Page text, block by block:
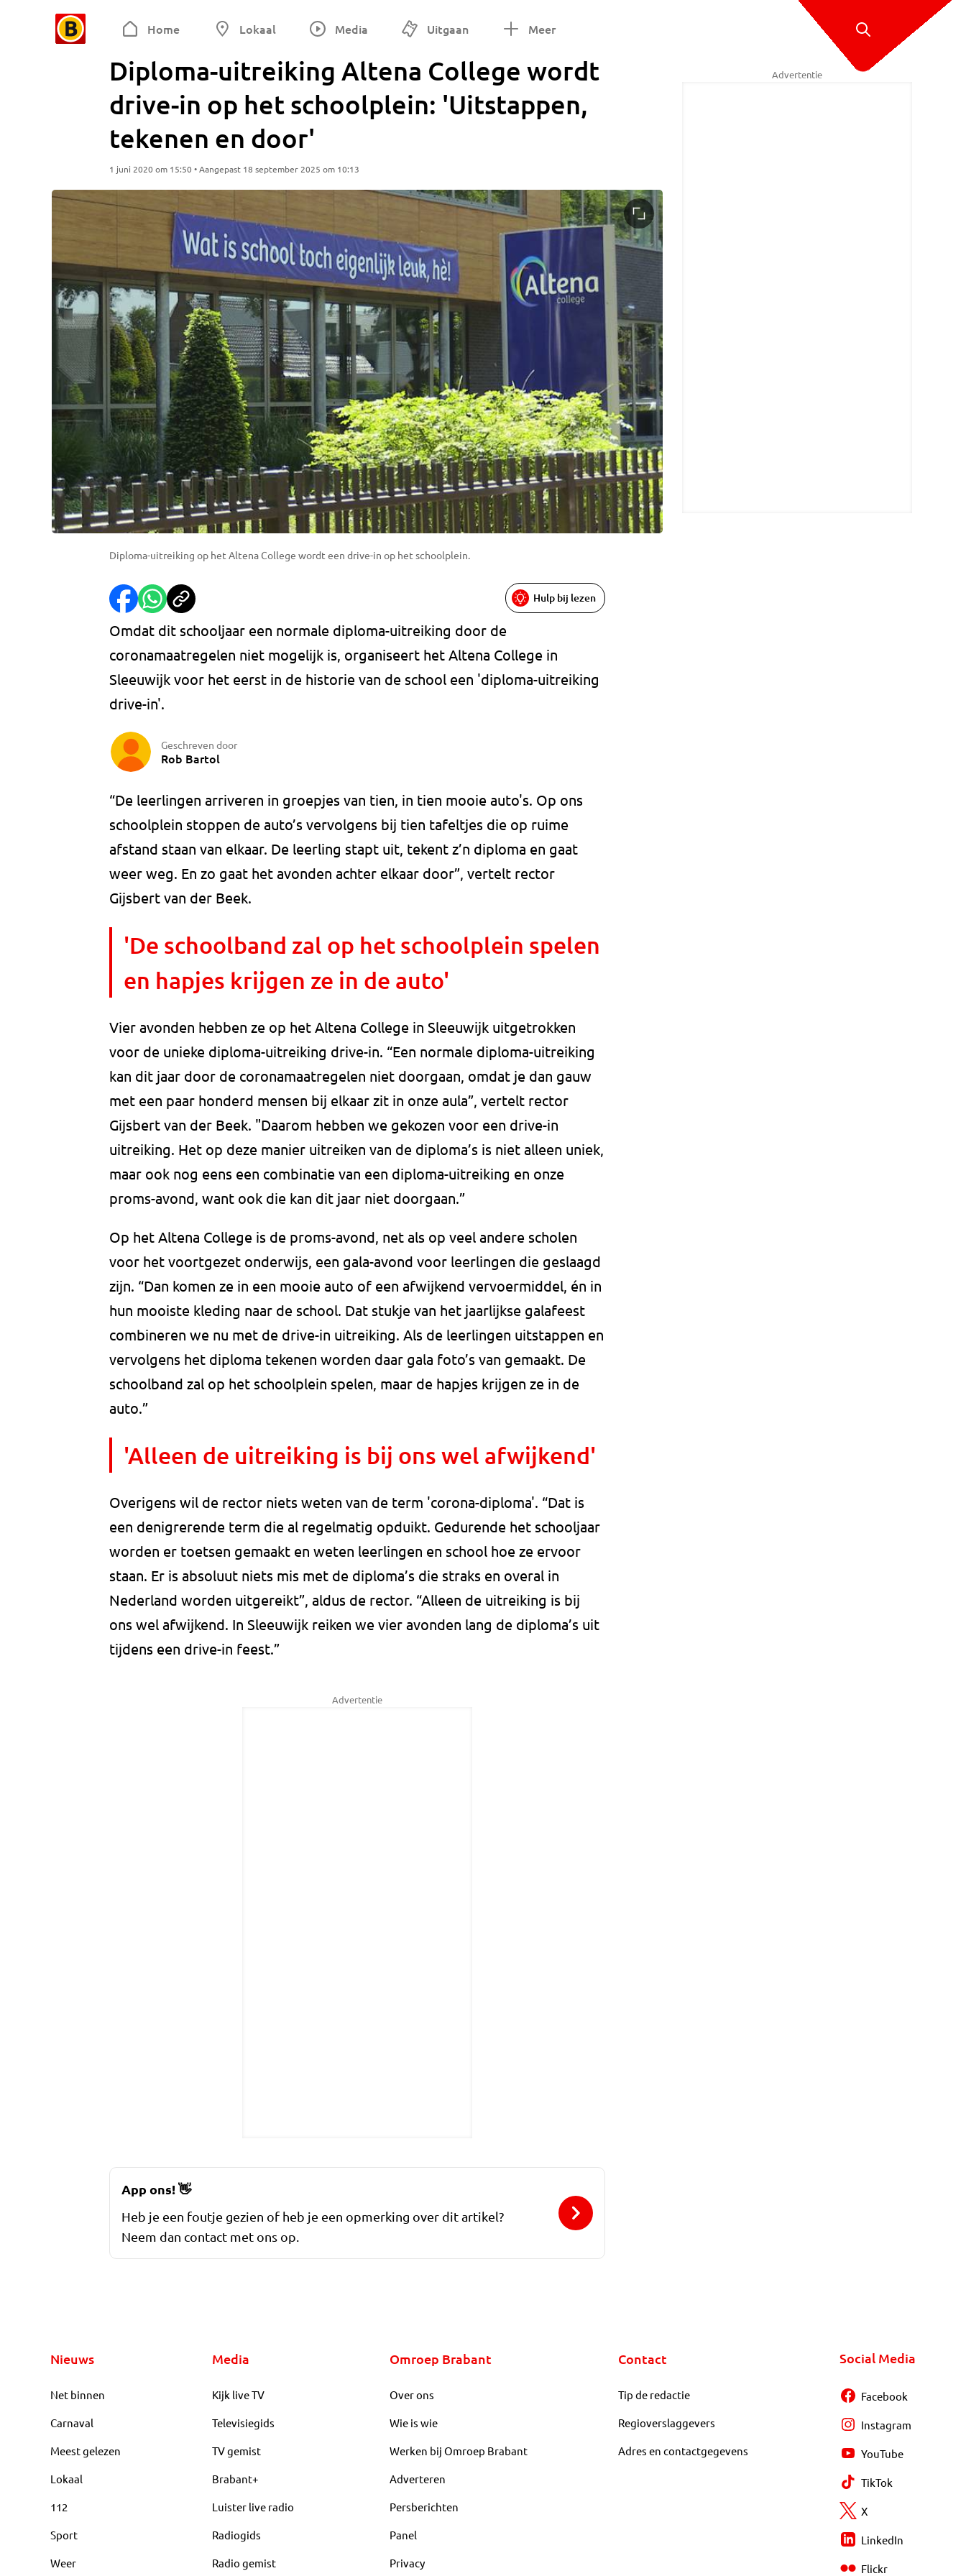
Home Lokaal Media Uitgaan Meer
Diploma-uitreiking Altena College wordt
drive-in op het schoolplein: 'Uitstappen,
tekenen en door'
1 juni 2020 om 15:50 • Aangepast 18 september 2025 om 10:13
Diploma-uitreiking op het Altena College wordt een drive-in op het schoolplein.
Hulp bij lezen
Omdat dit schooljaar een normale diploma-uitreiking door de
coronamaatregelen niet mogelijk is, organiseert het Altena College in
Sleeuwijk voor het eerst in de historie van de school een 'diploma-uitreiking
drive-in'.
Geschreven door
Rob Bartol
“De leerlingen arriveren in groepjes van tien, in tien mooie auto's. Op ons
schoolplein stoppen de auto’s vervolgens bij tien tafeltjes die op ruime
afstand staan van elkaar. De leerling stapt uit, tekent z’n diploma en gaat
weer weg. En zo gaat het avonden achter elkaar door”, vertelt rector
Gijsbert van der Beek.
'De schoolband zal op het schoolplein spelen
en hapjes krijgen ze in de auto'
Vier avonden hebben ze op het Altena College in Sleeuwijk uitgetrokken
voor de unieke diploma-uitreiking drive-in. “Een normale diploma-uitreiking
kan dit jaar door de coronamaatregelen niet doorgaan, omdat je dan gauw
met een paar honderd mensen bij elkaar zit in onze aula”, vertelt rector
Gijsbert van der Beek. "Daarom hebben we gekozen voor een drive-in
uitreiking. Het op deze manier uitreiken van de diploma’s is niet alleen uniek,
maar ook nog eens een combinatie van een diploma-uitreiking en onze
proms-avond, want ook die kan dit jaar niet doorgaan.”
Op het Altena College is de proms-avond, net als op veel andere scholen
voor het voortgezet onderwijs, een gala-avond voor leerlingen die geslaagd
zijn. “Dan komen ze in een mooie auto of een afwijkend vervoermiddel, én in
hun mooiste kleding naar de school. Dat stukje van het jaarlijkse galafeest
combineren we nu met de drive-in uitreiking. Als de leerlingen uitstappen en
vervolgens het diploma tekenen worden daar gala foto’s van gemaakt. De
schoolband zal op het schoolplein spelen, maar de hapjes krijgen ze in de
auto.”
'Alleen de uitreiking is bij ons wel afwijkend'
Overigens wil de rector niets weten van de term 'corona-diploma'. “Dat is
een denigrerende term die al regelmatig opduikt. Gedurende het schooljaar
worden er toetsen gemaakt en weten leerlingen en school hoe ze ervoor
staan. Er is absoluut niets mis met de diploma’s die straks en overal in
Nederland worden uitgereikt”, aldus de rector. “Alleen de uitreiking is bij
ons wel afwijkend. In Sleeuwijk reiken we vier avonden lang de diploma’s uit
tijdens een drive-in feest.”
Advertentie
Advertentie
App ons!👋
Heb je een foutje gezien of heb je een opmerking over dit artikel?
Neem dan contact met ons op.
Nieuws
Net binnen
Carnaval
Meest gelezen
Lokaal
112
Sport
Weer
Media
Kijk live TV
Televisiegids
TV gemist
Brabant+
Luister live radio
Radiogids
Radio gemist
Omroep Brabant
Over ons
Wie is wie
Werken bij Omroep Brabant
Adverteren
Persberichten
Panel
Privacy
Contact
Tip de redactie
Regioverslaggevers
Adres en contactgegevens
Social Media
Facebook
Instagram
YouTube
TikTok
X
LinkedIn
Flickr